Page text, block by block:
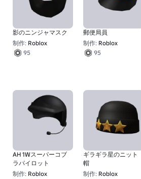
影のニンジャマスク
制作: Roblox
95
郵便局員
制作: Roblox
95
AH 1Wスーパーコブ
ラパイロット
制作: Roblox
ギラギラ星のニット
帽
制作: Roblox